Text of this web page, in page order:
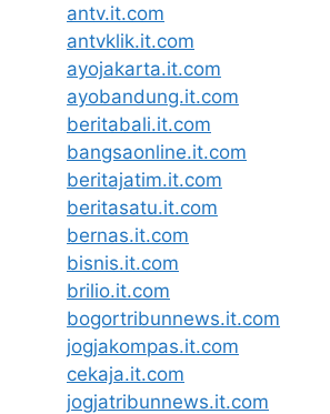
antv.it.com
antvklik.it.com
ayojakarta.it.com
ayobandung.it.com
beritabali.it.com
bangsaonline.it.com
beritajatim.it.com
beritasatu.it.com
bernas.it.com
bisnis.it.com
brilio.it.com
bogortribunnews.it.com
jogjakompas.it.com
cekaja.it.com
jogjatribunnews.it.com